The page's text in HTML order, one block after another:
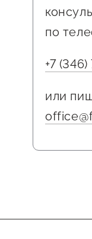
Каталог
Каталог
продукции
бизнеса
Каталог
Инвестору
Каталог
по
+7
или